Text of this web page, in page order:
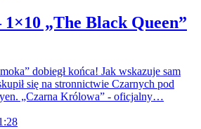
1×10 „The Black Queen”
dobiegł końca! Jak wskazuje sam
się na stronnictwie Czarnych pod
„Czarna Królowa” - oficjalny…